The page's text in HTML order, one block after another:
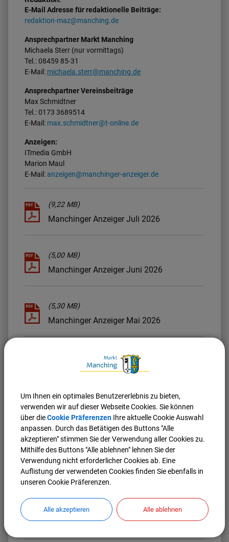
E-Mail Adresse für redaktionelle Beiträge:
redaktion-maz@manching.de
Ansprechpartner Markt Manching
Michaela Sterr (nur vormittags)
Tel.: 08459 85-31
E-Mail: michaela.sterr@manching.de
Ansprechpartner Vereinsbeiträge
Max Schmidtner
Tel.: 0173 3689514
E-Mail: max.schmidtner@t-online.de
Anzeigen:
ITmedia GmbH
Marion Maul
E-Mail:anzeigen@manchinger-anzeiger.de
(9,22 MB)
Manchinger Anzeiger Juli 2026
(5,00 MB)
Manchinger Anzeiger Juni 2026
(5,30 MB)
Manchinger Anzeiger Mai 2026
Manchinger Anzeiger April 2026
(3,65 MB)
Manchinger Anzeiger März 2026
(7,87 MB)
Manchinger Anzeiger Februar 2026
(6,10 MB)
Manchinger Anzeiger Januar 2026
Um Ihnen ein optimales Benutzererlebnis zu bieten,
verwenden wir auf dieser Webseite Cookies. Sie können
über dieCookie Präferenzen Ihre aktuelle Cookie Auswahl
anpassen. Durch das Betätigen des Buttons "Alle
akzeptieren" stimmen Sie der Verwendung aller Cookies zu.
Mithilfe des Buttons "Alle ablehnen" lehnen Sie der
Verwendung nicht erforderlicher Cookies ab. Eine
Auflistung der verwendeten Cookies finden Sie ebenfalls in
unseren Cookie Präferenzen.
Alle akzeptieren Alle ablehnen